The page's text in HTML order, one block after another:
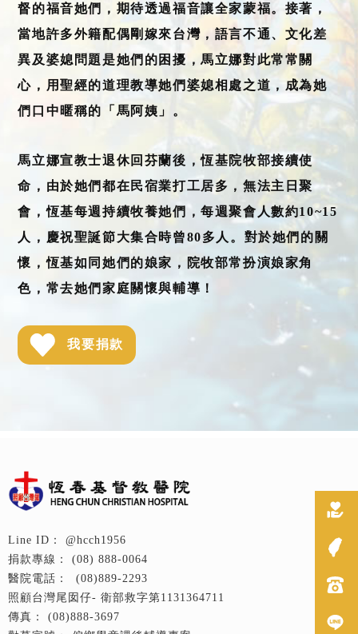
督的福音她們，期待透過福音讓全家蒙福。接著，
當地許多外籍配偶剛嫁來台灣，語言不通、文化差
異及婆媳問題是她們的困擾，馬立娜對此常常關
心，用聖經的道理教導她們婆媳相處之道，成為她
們口中暱稱的「馬阿姨」。
馬立娜宣教士退休回芬蘭後，恆基院牧部接續使
命，由於她們都在民宿業打工居多，無法主日聚
會，恆基每週持續牧養她們，每週聚會人數約10~15
人，慶祝聖誕節大集合時曾80多人。對於她們的關
懷，恆基如同她們的娘家，院牧部常扮演娘家角
色，常去她們家庭關懷與輔導！
我要捐款
@hcch1956
(08) 888-0064
(08)889-2293
衛部救字第1131364711
(08)888-3697